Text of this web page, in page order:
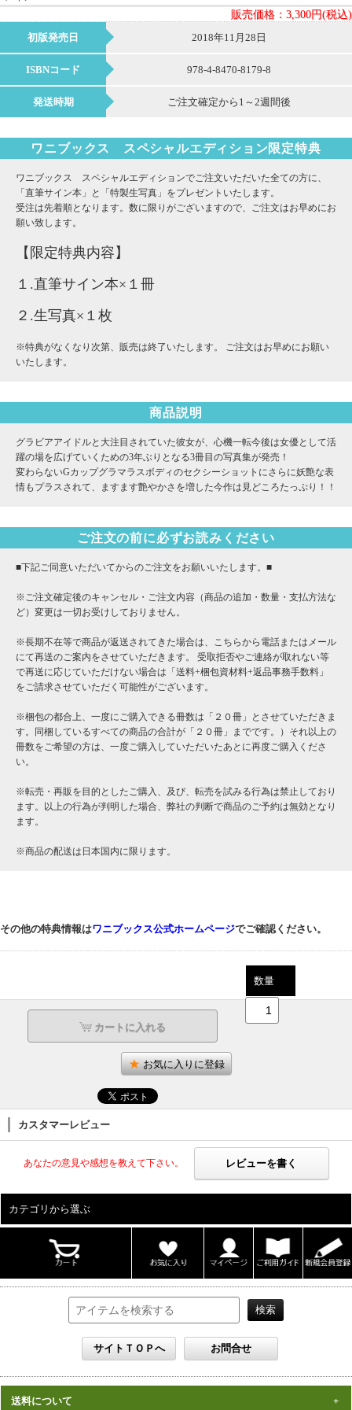
販売価格： 3,300円(税込)
初版発売日
2018年11月28日
ISBNコード 978-4-8470-8179-8
発送時期 ご注文確定から1～2週間後
ワニブックス スペシャルエディション限定特典
ワニブックス スペシャルエディションでご注文いただいた全ての方に、
「直筆サイン本」と「特製生写真」をプレゼントいたします。
受注は先着順となります。数に限りがございますので、ご注文はお早めにお
願い致します。
【限定特典内容】
１.直筆サイン本×１冊
２.生写真×１枚
※特典がなくなり次第、販売は終了いたします。 ご注文はお早めにお願い
いたします。
商品説明
グラビアアイドルと大注目されていた彼女が、心機一転今後は女優として活
躍の場を広げていくための3年ぶりとなる3冊目の写真集が発売！
変わらないGカップグラマラスボディのセクシーショットにさらに妖艶な表
情もプラスされて、ますます艶やかさを増した今作は見どころたっぷり！！
ご注文の前に必ずお読みください
■下記ご同意いただいてからのご注文をお願いいたします。■
※ご注文確定後のキャンセル・ご注文内容（商品の追加・数量・支払方法な
ど）変更は一切お受けしておりません。
※長期不在等で商品が返送されてきた場合は、こちらから電話またはメール
にて再送のご案内をさせていただきます。 受取拒否やご連絡が取れない等
で再送に応じていただけない場合は「送料+梱包資材料+返品事務手数料」
をご請求させていただく可能性がございます。
※梱包の都合上、一度にご購入できる冊数は「２０冊」とさせていただきま
す。同梱しているすべての商品の合計が「２０冊」までです。）それ以上の
冊数をご希望の方は、一度ご購入していただいたあとに再度ご購入くださ
い。
※転売・再販を目的としたご購入、及び、転売を試みる行為は禁止しており
ます。以上の行為が判明した場合、弊社の判断で商品のご予約は無効となり
ます。
※商品の配送は日本国内に限ります。
その他の特典情報はワニブックス公式ホームページでご確認ください。
数量
カートに入れる
お気に入りに登録
カスタマーレビュー
あなたの意見や感想を教えて下さい。 レビューを書く
カテゴリから選ぶ
女性写真集
セット
送料について